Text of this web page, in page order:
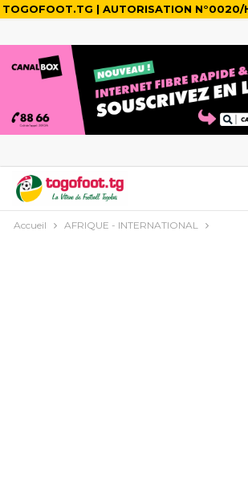
TOGOFOOT.TG | AUTORISATION
Accueil AFRIQUE - INTERNATIONAL